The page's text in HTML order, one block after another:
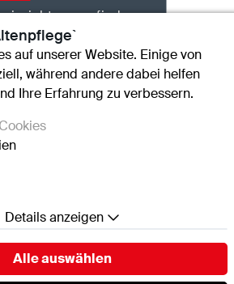
finden
Kontakt Suche Menü
im Alten- und
– individuell und
betreut
der ctt
auf unserer Website. Einige von
während andere dabei helfen
Ihre Erfahrung zu verbessern.
Details anzeigen
ermöglichen grundlegende
Alle auswählen